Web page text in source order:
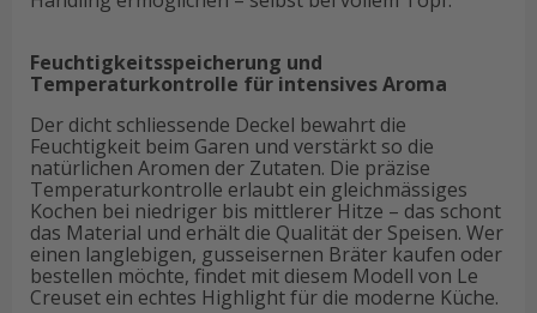
Feuchtigkeitsspeicherung und
Temperaturkontrolle für intensives Aroma
Der dicht schliessende Deckel bewahrt die
Feuchtigkeit beim Garen und verstärkt so die
natürlichen Aromen der Zutaten. Die präzise
Temperaturkontrolle erlaubt ein gleichmässiges
Kochen bei niedriger bis mittlerer Hitze – das schont
das Material und erhält die Qualität der Speisen. Wer
einen langlebigen, gusseisernen Bräter kaufen oder
bestellen möchte, findet mit diesem Modell von Le
Creuset ein echtes Highlight für die moderne Küche.